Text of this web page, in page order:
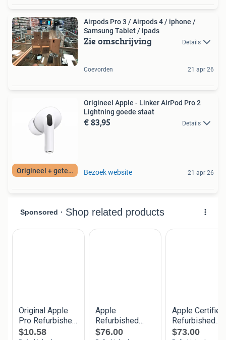
Airpods Pro 3 / Airpods 4 / iphone /
Samsung Tablet / ipads
Zie omschrijving Details
Coevorden 21 apr 26
Origineel + getest
Origineel Apple - Linker AirPod Pro 2
Lightning goede staat
€ 83,95 Details
Bezoek website 21 apr 26